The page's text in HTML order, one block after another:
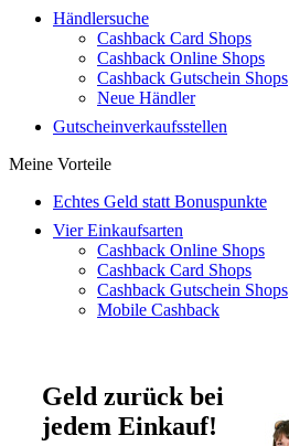
Händlersuche
Cashback Card Shops
Cashback Online Shops
Cashback Gutschein Shops
Neue Händler
Gutscheinverkaufsstellen
Meine Vorteile
Echtes Geld statt Bonuspunkte
Vier Einkaufsarten
Cashback Online Shops
Cashback Card Shops
Cashback Gutschein Shops
Mobile Cashback
Geld zurück bei
jedem Einkauf!